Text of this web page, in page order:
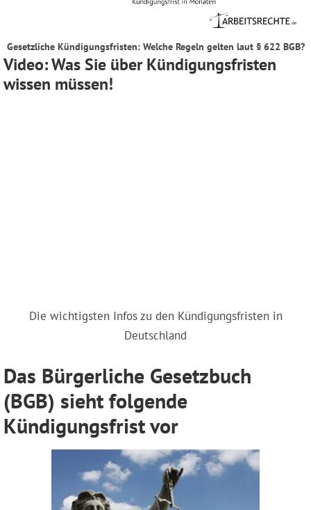
Gesetzliche Kündigungsfristen: Welche Regeln gelten laut § 622 BGB?
Video: Was Sie über Kündigungsfristen
wissen müssen!
Die wichtigsten Infos zu den Kündigungsfristen in
Deutschland
Das Bürgerliche Gesetzbuch
(BGB) sieht folgende
Kündigungsfrist vor